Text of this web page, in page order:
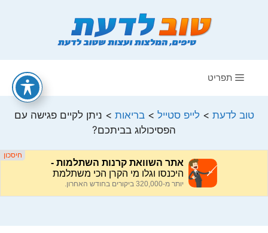
תפריט
טוב לדעת >לייפ סטייל >בריאות > ניתן לקיים פגישה עם
הפסיכולוג בביתכם?